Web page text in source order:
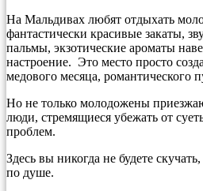
На Мальдивах любят отдыхать
фантастически красивые закаты,
пальмы, экзотические ароматы
настроение. Это место просто
медового месяца, романтического
Но не только молодожены
люди, стремящиеся убежать от
проблем.
Здесь вы никогда не будете
по душе.